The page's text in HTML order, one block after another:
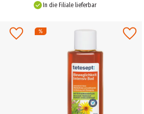
In die Filiale lieferbar